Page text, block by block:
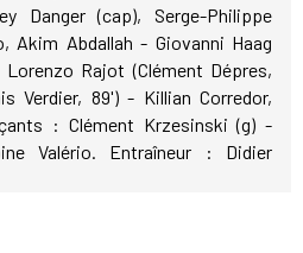
Danger (cap), Serge-Philippe
Akim Abdallah - Giovanni Haag
Rajot (Clément Dépres,
Verdier, 89') - Killian Corredor,
: Clément Krzesinski (g) -
Valério. Entraîneur : Didier